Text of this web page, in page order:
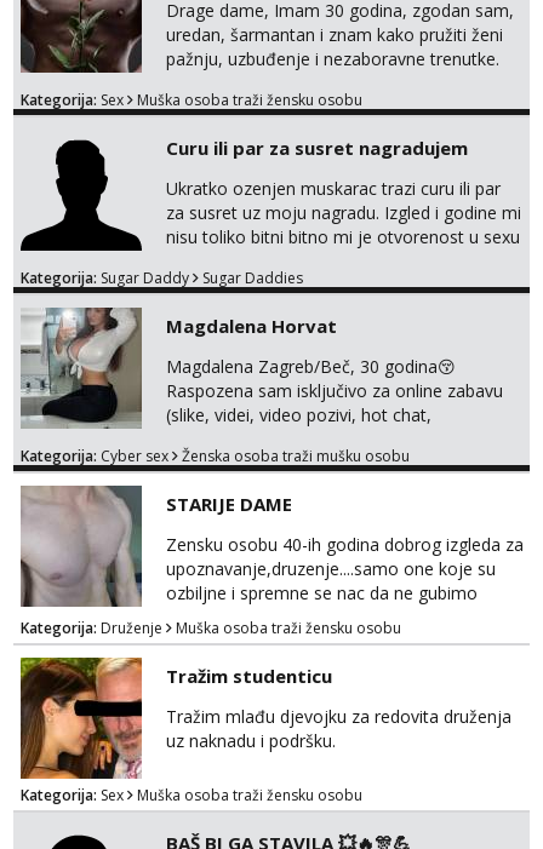
Drage dame, Imam 30 godina, zgodan sam,
uredan, šarmantan i znam kako pružiti ženi
pažnju, uzbuđenje i nezaboravne trenutke.
snažnoj privlačnosti, strasti i noći ispunjenoj
Ako ti nedostaje dodir, poljupci, kemija i
muškarac koji će se potpuno posvetiti tvom
zadovoljstvu, možda smo upravo ono što
oboje t...
Kategorija: Sex Muška osoba traži žensku osobu
Curu ili par za susret nagradujem
Ukratko ozenjen muskarac trazi curu ili par
za susret uz moju nagradu. Izgled i godine mi
nisu toliko bitni bitno mi je otvorenost u sexu
jave na mail . Molim ako je moguce prvi mail
necete pozalit
Kategorija: Sugar Daddy Sugar Daddies
Magdalena Horvat
Magdalena Zagreb/Beč, 30 godina😚
Raspozena sam isključivo za online zabavu
(slike, videi, video pozivi, hot chat,
oglasu su MOJE❗ Instagram:
TELEGRAM: @MagdalenaMagy 👈
(ODGOVARAM JAKO BRZO TU I TU PISITE
AKO STE ZA ZABAVU)🔥 Moguće
verifkovanje prije zabave✅ JAVI MI SE I
ISPUNI SVOJE NAJVECE FANTAZIJE😈 CEKA...
Kategorija: Cyber sex Ženska osoba traži mušku osobu
STARIJE DAME
Zensku osobu 40-ih godina dobrog izgleda za
upoznavanje,druzenje....samo one koje su
ozbiljne i spremne se nac da ne gubimo
vrijeme!
Kategorija: Druženje Muška osoba traži žensku osobu
Tražim studenticu
Tražim mlađu djevojku za redovita druženja
uz naknadu i podršku.
Kategorija: Sex Muška osoba traži žensku osobu
BAŠ BI GA STAVILA 💥🔥🎊💪